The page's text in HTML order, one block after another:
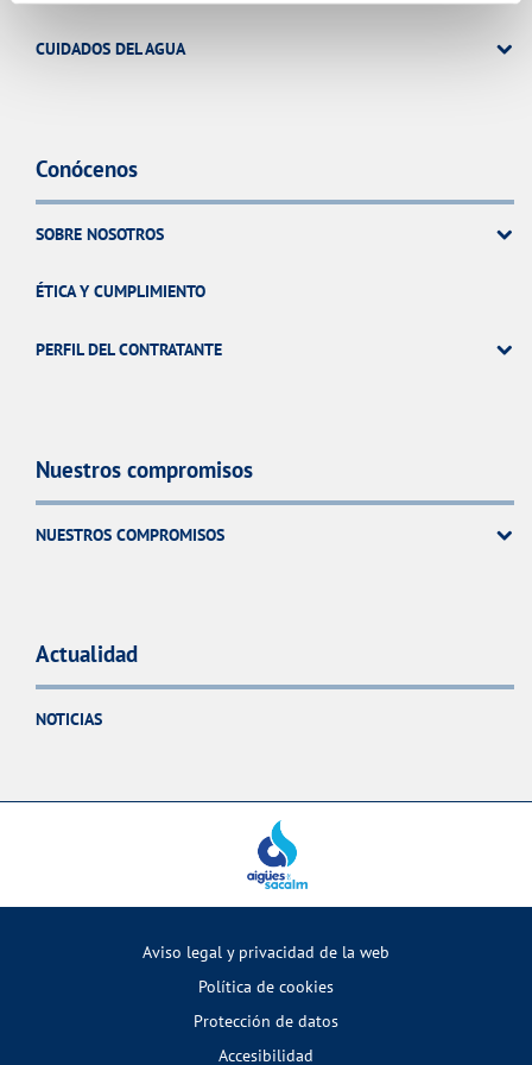
CUIDADOS DEL AGUA
Conócenos
SOBRE NOSOTROS
ÉTICA Y CUMPLIMIENTO
PERFIL DEL CONTRATANTE
Nuestros compromisos
NUESTROS COMPROMISOS
Actualidad
NOTICIAS
Aviso legal y privacidad de la web
Política de cookies
Protección de datos
Accesibilidad